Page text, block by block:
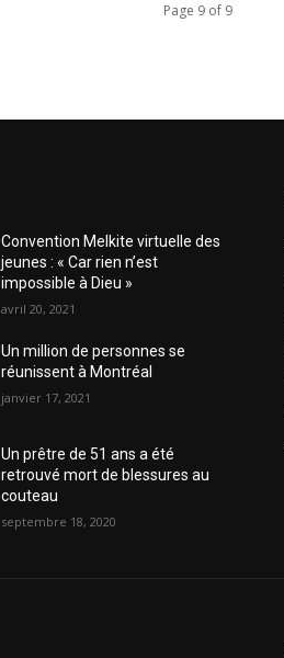
Page 9 of 9
Convention Melkite virtuelle des
jeunes : « Car rien n’est
impossible à Dieu »
avril 20, 2021
Un million de personnes se
réunissent à Montréal
janvier 17, 2021
Un prêtre de 51 ans a été
retrouvé mort de blessures au
couteau
septembre 18, 2020